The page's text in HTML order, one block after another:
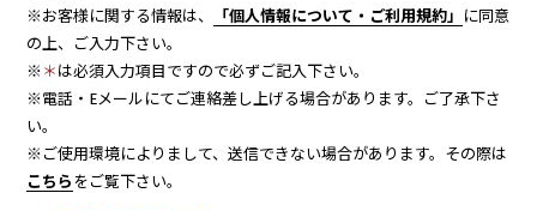
※お客様に関する情報は、
「個人情報について・ご利用規約」
に同意
の上、ご入力下さい。
※ ＊ は必須入力項目ですので必ずご記入下さい。
※電話・Eメールにてご連絡差し上げる場合があります。ご了承下さ
い。
※ご使用環境によりまして、送信できない場合があります。その際は
こちら をご覧下さい。